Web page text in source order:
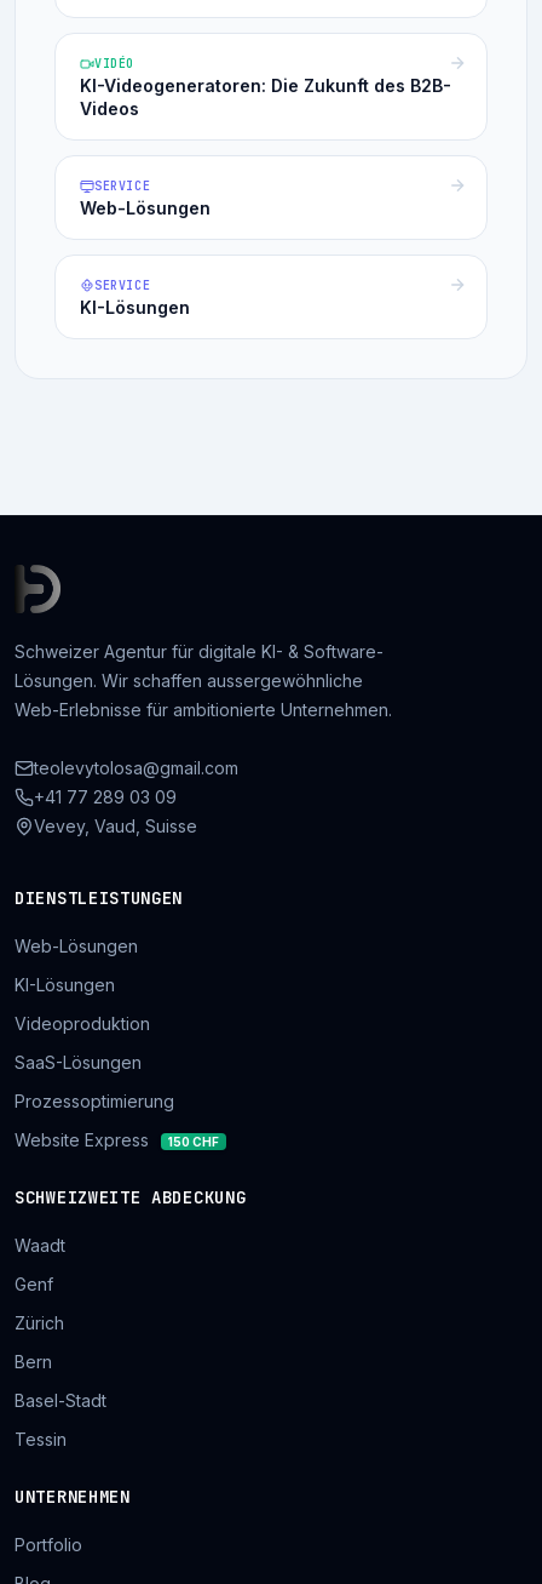
VIDÉO
KI-Videogeneratoren: Die Zukunft des B2B-
Videos
SERVICE
Web-Lösungen
SERVICE
KI-Lösungen
Schweizer Agentur für digitale KI- & Software-
Lösungen. Wir schaffen aussergewöhnliche
Web-Erlebnisse für ambitionierte Unternehmen.
teolevytolosa@gmail.com
+41 77 289 03 09
Vevey, Vaud, Suisse
DIENSTLEISTUNGEN
Web-Lösungen
KI-Lösungen
Videoproduktion
SaaS-Lösungen
Prozessoptimierung
Website Express
150 CHF
SCHWEIZWEITE ABDECKUNG
Waadt
Genf
Zürich
Bern
Basel-Stadt
Tessin
UNTERNEHMEN
Portfolio